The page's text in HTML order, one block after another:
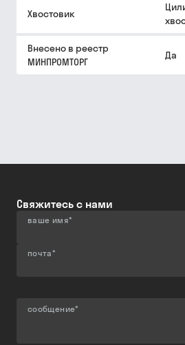
Хвостовик
Внесено в реестр
МИНПРОМТОРГ
Да
Свяжитесь с нами
ваше имя*
почта*
сообщение*